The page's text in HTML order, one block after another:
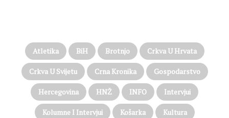
Atletika BiH Brotnjo Crkva U Hrvata
Crkva U Svijetu Crna Kronika Gospodarstvo
Hercegovina HNŽ INFO Intervjui
Kolumne I Intervjui Košarka Kultura